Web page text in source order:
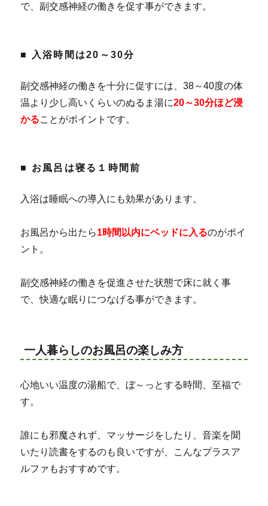
で、副交感神経の働きを促す事ができます。
■ 入浴時間は20～30分
副交感神経の働きを十分に促すには、38～40度の体
温より少し高いくらいのぬるま湯に20～30分ほど浸
かることがポイントです。
■ お風呂は寝る１時間前
入浴は睡眠への導入にも効果があります。
お風呂から出たら1時間以内にベッドに入るのがポイ
ント。
副交感神経の働きを促進させた状態で床に就く事
で、快適な眠りにつなげる事ができます。
一人暮らしのお風呂の楽しみ方
心地いい温度の湯船で、ぼ～っとする時間、至福で
す。
誰にも邪魔されず、マッサージをしたり、音楽を聞
いたり読書をするのも良いですが、こんなプラスア
ルファもおすすめです。